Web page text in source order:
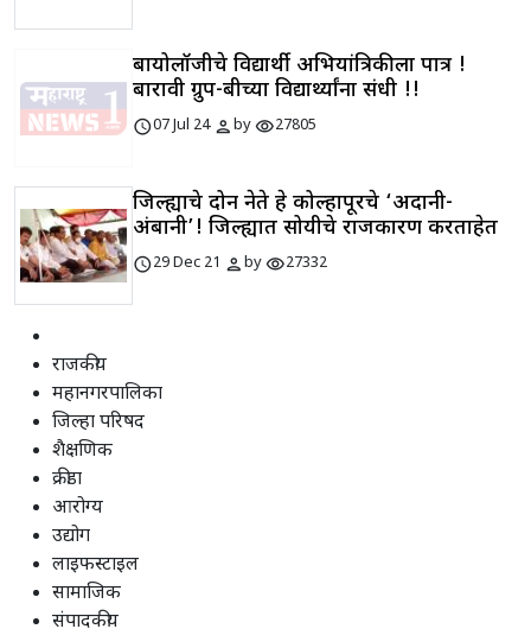
बायोलॉजीचे विद्यार्थी अभियांत्रिकीला पात्र !
बारावी ग्रुप-बीच्या विद्यार्थ्यांना संधी !!
schedule07 Jul 24 personbyvisibility27805
जिल्ह्याचे दोन नेते हे कोल्हापूरचे ‘अदानी-
अंबानी’! जिल्ह्यात सोयीचे राजकारण करताहेत
schedule29 Dec 21 personbyvisibility27332
राजकीय
महानगरपालिका
जिल्हा परिषद
शैक्षणिक
क्रीडा
आरोग्य
उद्योग
लाइफस्टाइल
सामाजिक
संपादकीय